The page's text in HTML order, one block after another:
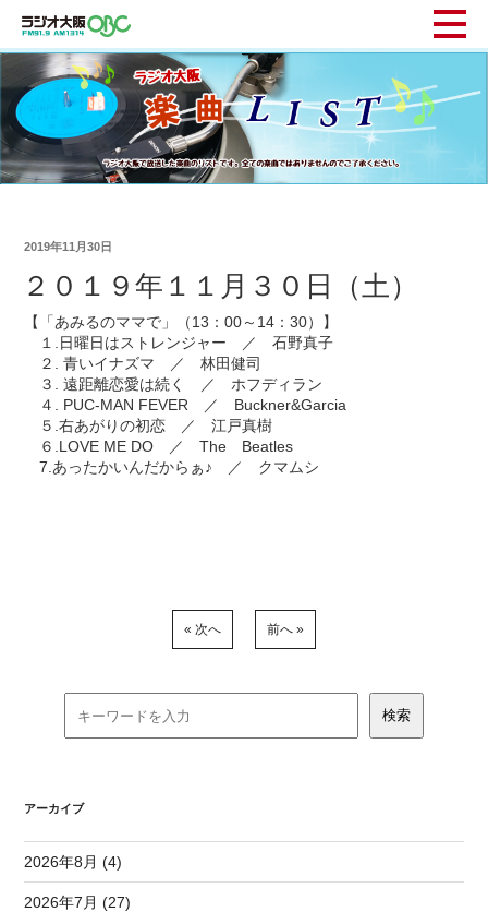
2019年11月30日
２０１９年１１月３０日（土）
【「あみるのママで」（13：00～14：30）】
１.日曜日はストレンジャー ／ 石野真子
２. 青いイナズマ ／ 林田健司
３. 遠距離恋愛は続く ／ ホフディラン
４. PUC-MAN FEVER ／ Buckner&Garcia
５.右あがりの初恋 ／ 江戸真樹
６.LOVE ME DO ／ The Beatles
7.あったかいんだからぁ♪ ／ クマムシ
« 次へ 前へ »
アーカイブ
2026年8月 (4)
2026年7月 (27)